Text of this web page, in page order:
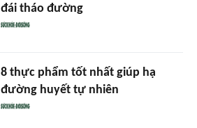
đái tháo đường
8 thực phẩm tốt nhất giúp hạ
đường huyết tự nhiên